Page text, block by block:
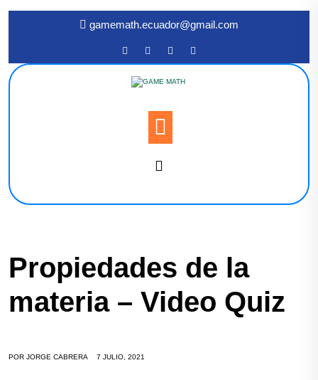
gamemath.ecuador@gmail.com
Propiedades de la
materia – Video Quiz
POR JORGE CABRERA 7 JULIO, 2021